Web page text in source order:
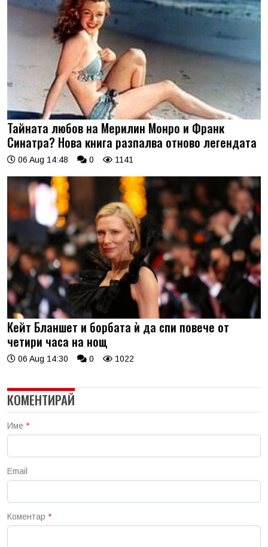
Тайната любов на Мерилин Монро и Франк
Синатра? Нова книга разпалва отново легендата
06 Aug 14:48 0 1141
Кейт Бланшет и борбата ѝ да спи повече от
четири часа на нощ
06 Aug 14:30 0 1022
КОМЕНТИРАЙ
Име *
Email
Коментар *